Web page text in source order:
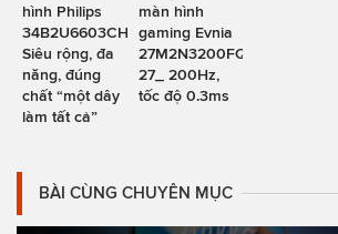
hình Philips
34B2U6603CH:
Siêu rộng, đa
năng, đúng
chất “một dây
làm tất cả”
màn hình
gaming Evnia
27M2N3200FQ
27_ 200Hz,
tốc độ 0.3ms
BÀI CÙNG CHUYÊN MỤC